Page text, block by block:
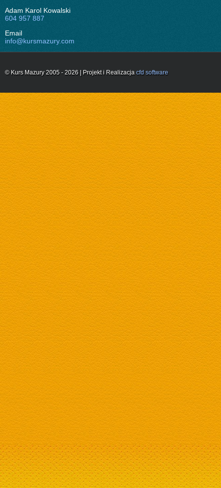
Adam Karol Kowalski
604 957 887
Email
info@kursmazury.com
© Kurs Mazury 2005 - 2026 | Projekt i Realizacja cfd software